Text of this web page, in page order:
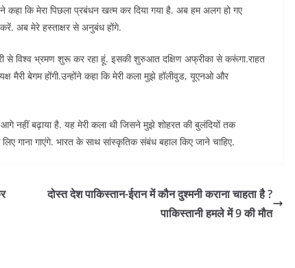
कि मेरा पिछला प्रबंधन खत्म कर दिया गया है. अब हम अलग हो गए
अब मेरे हस्ताक्षर से अनुबंध होंगे.
से विश्व भ्रमण शुरू कर रहा हूं. इसकी शुरुआत दक्षिण अफ्रीका से करूंगा.राहत
मैरी बेगम होंगी.उन्होंने कहा कि मेरी कला मुझे हॉलीवुड, यूएनओ और
नहीं बढ़ाया है. यह मेरी कला थी जिसने मुझे शोहरत की बुलंदियों तक
गाना गाएंगे. भारत के साथ सांस्कृतिक संबंध बहाल किए जाने चाहिए.
दोस्त देश पाकिस्तान-ईरान में कौन दुश्मनी कराना चाहता है ?
पाकिस्तानी हमले में 9 की मौत